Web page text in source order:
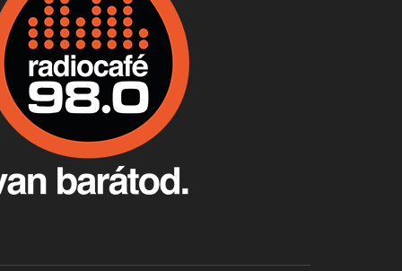
Villány, kékfrankos, Jackfall
Apr 17, 2026 • 00:35:38
Apr 9, 2026 • 00:37:17